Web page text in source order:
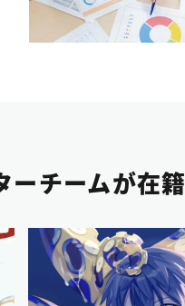
ーチームが在籍